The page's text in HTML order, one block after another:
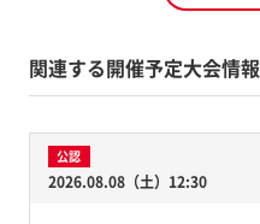
関連する開催予定大会情報
公認
2026.08.08（土）12:30